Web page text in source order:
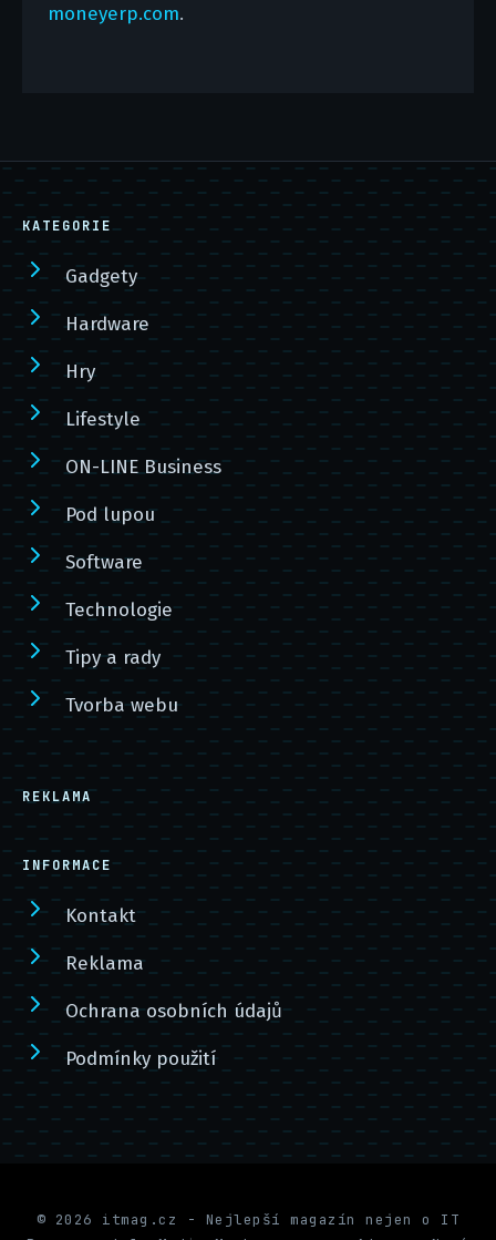
moneyerp.com.
KATEGORIE
Gadgety
Hardware
Hry
Lifestyle
ON-LINE Business
Pod lupou
Software
Technologie
Tipy a rady
Tvorba webu
REKLAMA
INFORMACE
Kontakt
Reklama
Ochrana osobních údajů
Podmínky použití
© 2026 itmag.cz - Nejlepší magazín nejen o IT